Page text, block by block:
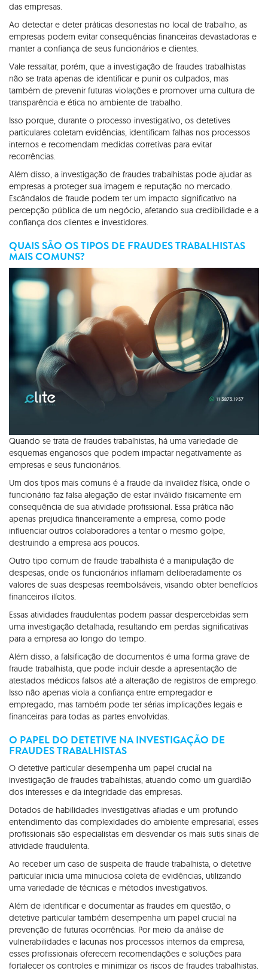
das empresas.
Ao detectar e deter práticas desonestas no local de trabalho, as
empresas podem evitar consequências financeiras devastadoras e
manter a confiança de seus funcionários e clientes.
Vale ressaltar, porém, que a investigação de fraudes trabalhistas
não se trata apenas de identificar e punir os culpados, mas
também de prevenir futuras violações e promover uma cultura de
transparência e ética no ambiente de trabalho.
Isso porque, durante o processo investigativo, os detetives
particulares coletam evidências, identificam falhas nos processos
internos e recomendam medidas corretivas para evitar
recorrências.
Além disso, a investigação de fraudes trabalhistas pode ajudar as
empresas a proteger sua imagem e reputação no mercado.
Escândalos de fraude podem ter um impacto significativo na
percepção pública de um negócio, afetando sua credibilidade e a
confiança dos clientes e investidores.
QUAIS SÃO OS TIPOS DE FRAUDES TRABALHISTAS
MAIS COMUNS?
Quando se trata de fraudes trabalhistas, há uma variedade de
esquemas enganosos que podem impactar negativamente as
empresas e seus funcionários.
Um dos tipos mais comuns é a fraude da invalidez física, onde o
funcionário faz falsa alegação de estar inválido fisicamente em
consequência de sua atividade profissional. Essa prática não
apenas prejudica financeiramente a empresa, como pode
influenciar outros colaboradores a tentar o mesmo golpe,
destruindo a empresa aos poucos.
Outro tipo comum de fraude trabalhista é a manipulação de
despesas, onde os funcionários inflamam deliberadamente os
valores de suas despesas reembolsáveis, visando obter benefícios
financeiros ilícitos.
Essas atividades fraudulentas podem passar despercebidas sem
uma investigação detalhada, resultando em perdas significativas
para a empresa ao longo do tempo.
Além disso, a falsificação de documentos é uma forma grave de
fraude trabalhista, que pode incluir desde a apresentação de
atestados médicos falsos até a alteração de registros de emprego.
Isso não apenas viola a confiança entre empregador e
empregado, mas também pode ter sérias implicações legais e
financeiras para todas as partes envolvidas.
O PAPEL DO DETETIVE NA INVESTIGAÇÃO DE
FRAUDES TRABALHISTAS
O detetive particular desempenha um papel crucial na
investigação de fraudes trabalhistas, atuando como um guardião
dos interesses e da integridade das empresas.
Dotados de habilidades investigativas afiadas e um profundo
entendimento das complexidades do ambiente empresarial, esses
profissionais são especialistas em desvendar os mais sutis sinais de
atividade fraudulenta.
Ao receber um caso de suspeita de fraude trabalhista, o detetive
particular inicia uma minuciosa coleta de evidências, utilizando
uma variedade de técnicas e métodos investigativos.
Além de identificar e documentar as fraudes em questão, o
detetive particular também desempenha um papel crucial na
prevenção de futuras ocorrências. Por meio da análise de
vulnerabilidades e lacunas nos processos internos da empresa,
esses profissionais oferecem recomendações e soluções para
fortalecer os controles e minimizar os riscos de fraudes trabalhistas.